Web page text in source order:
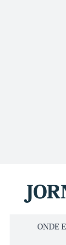
ONDE